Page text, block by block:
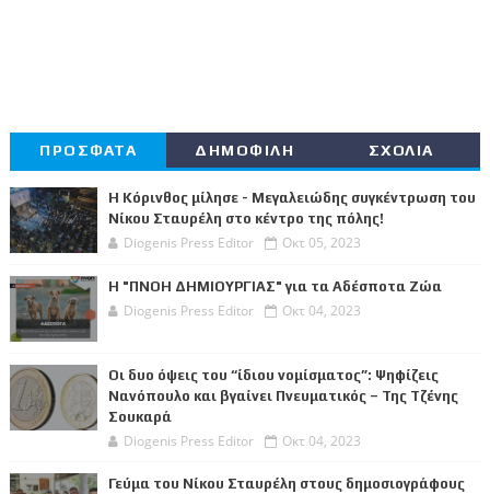
ΠΡΟΣΦΑΤΑ ΔΗΜΟΦΙΛΗ ΣΧΟΛΙΑ
Η Κόρινθος μίλησε - Μεγαλειώδης συγκέντρωση του
Νίκου Σταυρέλη στο κέντρο της πόλης!
Diogenis Press Editor Οκτ 05, 2023
Η "ΠΝΟΗ ΔΗΜΙΟΥΡΓΙΑΣ" για τα Αδέσποτα Ζώα
Diogenis Press Editor Οκτ 04, 2023
Οι δυο όψεις του “ίδιου νομίσματος”: Ψηφίζεις
Νανόπουλο και βγαίνει Πνευματικός – Της Τζένης
Σουκαρά
Diogenis Press Editor Οκτ 04, 2023
Γεύμα του Νίκου Σταυρέλη στους δημοσιογράφους